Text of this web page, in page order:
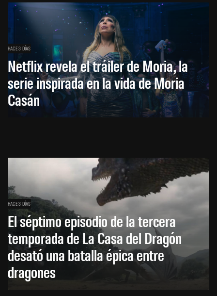
HACE 3 DÍAS
Netflix revela el tráiler de Moria, la
serie inspirada en la vida de Moria
Casán
HACE 3 DÍAS
El séptimo episodio de la tercera
temporada de La Casa del Dragón
desató una batalla épica entre
dragones